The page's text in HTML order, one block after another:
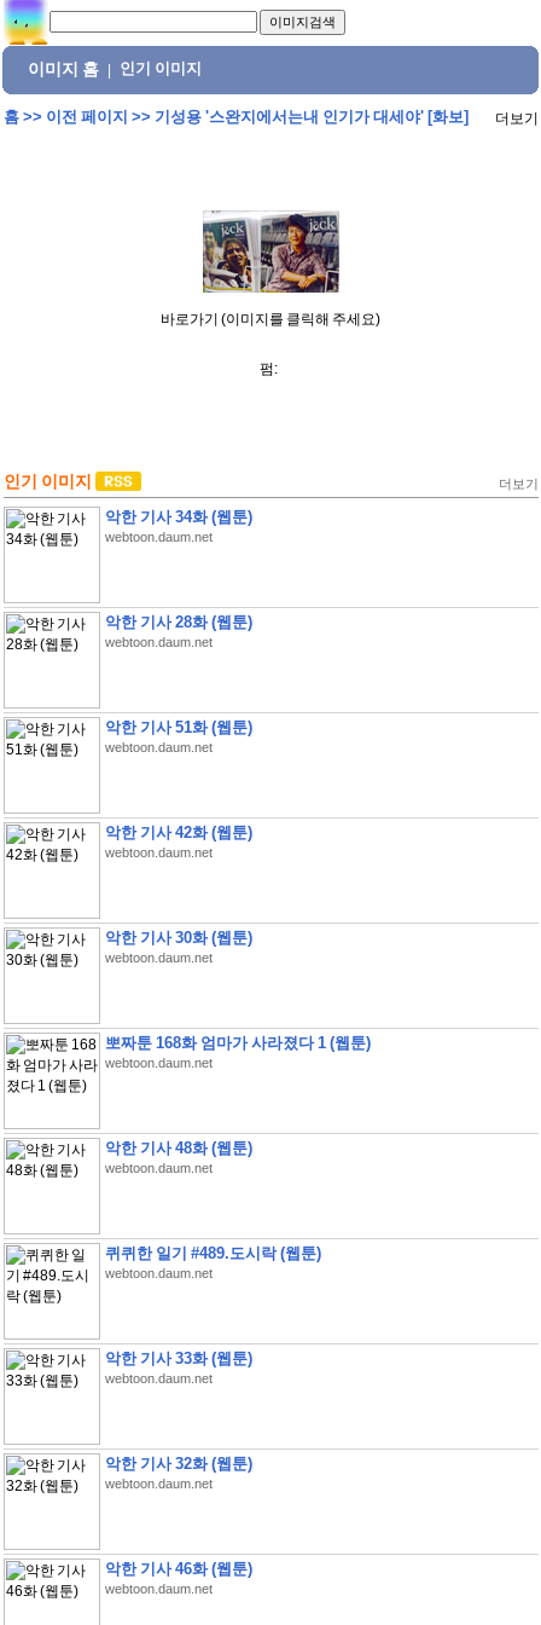
이미지 홈 인기 이미지
홈>> 이전 페이지 >> 기성용 '스완지에서는내 인기가 대세야' [화보] 더보기
바로가기 (이미지를 클릭해 주세요)
펌:
인기 이미지 더보기
악한 기사 34화 (웹툰)
webtoon.daum.net
악한 기사 28화 (웹툰)
webtoon.daum.net
악한 기사 51화 (웹툰)
webtoon.daum.net
악한 기사 42화 (웹툰)
webtoon.daum.net
악한 기사 30화 (웹툰)
webtoon.daum.net
뽀짜툰 168화 엄마가 사라졌다 1 (웹툰)
webtoon.daum.net
악한 기사 48화 (웹툰)
webtoon.daum.net
퀴퀴한 일기 #489.도시락 (웹툰)
webtoon.daum.net
악한 기사 33화 (웹툰)
webtoon.daum.net
악한 기사 32화 (웹툰)
webtoon.daum.net
악한 기사 46화 (웹툰)
webtoon.daum.net